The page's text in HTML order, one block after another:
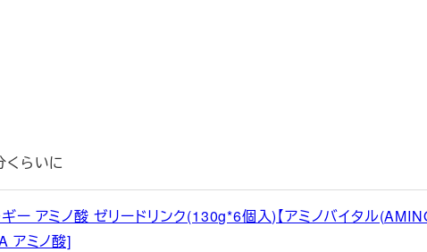
くらいに
ー アミノ酸 ゼリードリンク(130g*6個入)【アミノバイタル
アミノ酸]